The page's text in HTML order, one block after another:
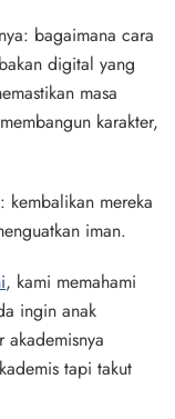
bagaimana cara
digital yang
masa
karakter,
kembalikan mereka
iman.
, kami memahami
ingin anak
tapi takut